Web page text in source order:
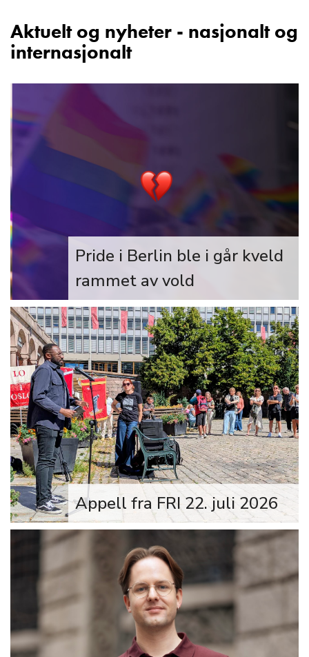
Aktuelt og nyheter - nasjonalt og
internasjonalt
Pride i Berlin ble i går kveld
rammet av vold
– Det er hjerteskjærende at vold igjen
har rammet et arrangement hvor vi
feirer friheten, menneskeverdet og
det åpne og…
Appell fra FRI 22. juli 2026
Onsdag 22. juli 2026 markerte LO i
Oslo 15-årsdagen for terroren på
Utøya og i regjeringskvartalet. Leder
av FRI, Stephen Adom, var en av
appellantene.